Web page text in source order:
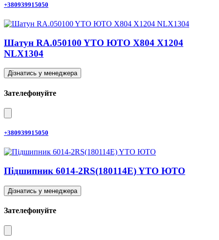
+380939915050
Шатун RA.050100 YTO ЮТО X804 X1204
NLX1304
Дізнатись у менеджера
Зателефонуйте
+380939915050
Підшипник 6014-2RS(180114E) YTO ЮТО
Дізнатись у менеджера
Зателефонуйте